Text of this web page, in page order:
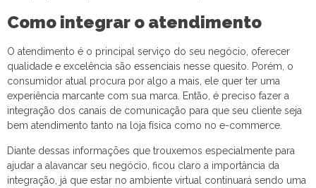
Como integrar o atendimento
O atendimento é o principal serviço do seu negócio, oferecer
qualidade e excelência são essenciais nesse quesito. Porém, o
consumidor atual procura por algo a mais, ele quer ter uma
experiência marcante com sua marca. Então, é preciso fazer a
integração dos canais de comunicação para que seu cliente seja
bem atendimento tanto na loja física como no e-commerce.
Diante dessas informações que trouxemos especialmente para
ajudar a alavancar seu negócio, ficou claro a importância da
integração, já que estar no ambiente virtual continuará sendo uma